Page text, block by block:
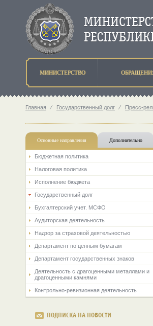
МИНИСТЕРСТВО
Главная ⁄ Государственный долг ⁄ Пресс-
Основные направления Дополнительно
Бюджетная политика
Налоговая политика
Исполнение бюджета
Государственный долг
Бухгалтерский учет. МСФО
Аудиторская деятельность
Надзор за страховой деятельностью
Департамент по ценным бумагам
Департамент государственных знаков
Деятельность с драгоценными металлами и
драгоценными камнями
Контрольно-ревизионная деятельность
ПОДПИСКА НА НОВОСТИ